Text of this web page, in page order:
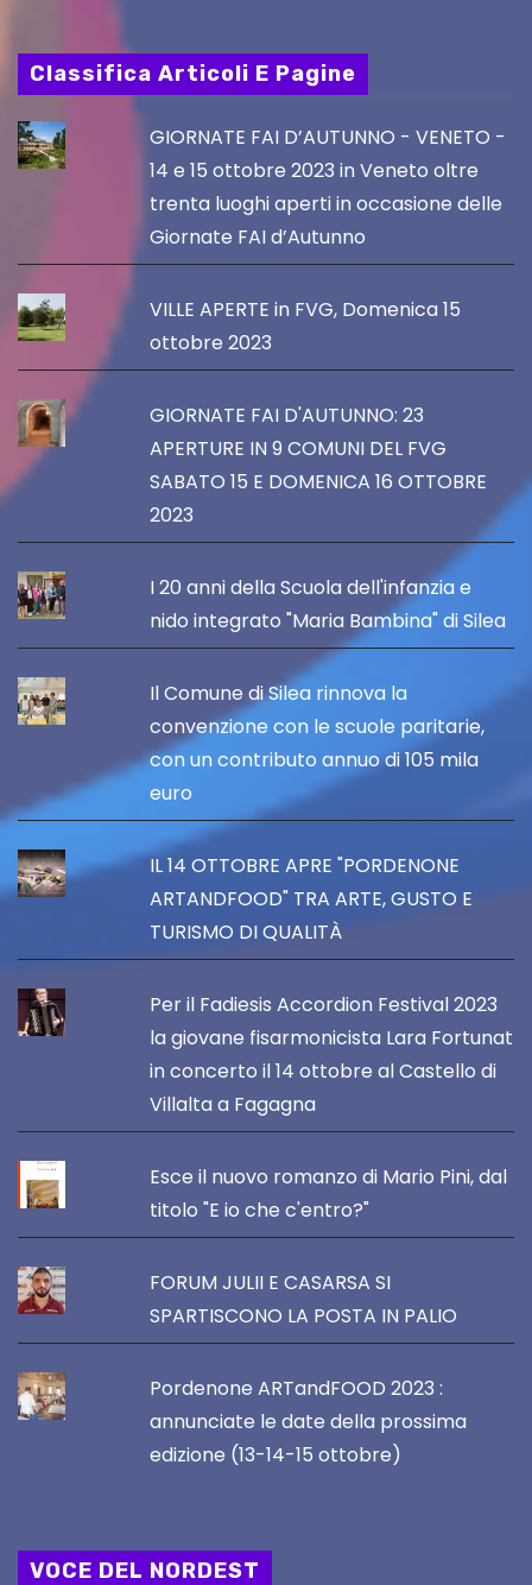
Classifica Articoli E Pagine
GIORNATE FAI D’AUTUNNO - VENETO -
14 e 15 ottobre 2023 in Veneto oltre
trenta luoghi aperti in occasione delle
Giornate FAI d’Autunno
VILLE APERTE in FVG, Domenica 15
ottobre 2023
GIORNATE FAI D'AUTUNNO: 23
APERTURE IN 9 COMUNI DEL FVG
SABATO 15 E DOMENICA 16 OTTOBRE
2023
I 20 anni della Scuola dell'infanzia e
nido integrato "Maria Bambina" di Silea
Il Comune di Silea rinnova la
convenzione con le scuole paritarie,
con un contributo annuo di 105 mila
euro
IL 14 OTTOBRE APRE "PORDENONE
ARTANDFOOD" TRA ARTE, GUSTO E
TURISMO DI QUALITÀ
Per il Fadiesis Accordion Festival 2023
la giovane fisarmonicista Lara Fortunat
in concerto il 14 ottobre al Castello di
Villalta a Fagagna
Esce il nuovo romanzo di Mario Pini, dal
titolo "E io che c'entro?"
FORUM JULII E CASARSA SI
SPARTISCONO LA POSTA IN PALIO
Pordenone ARTandFOOD 2023 :
annunciate le date della prossima
edizione (13-14-15 ottobre)
VOCE DEL NORDEST